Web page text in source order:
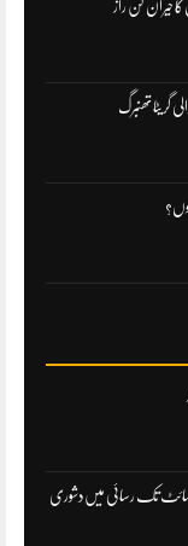
حیران کن راز
گریٹا تھنبرگ
سائٹ تک رسائی میں‌دشوری